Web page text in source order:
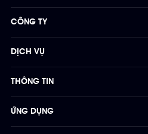
CÔNG TY
DỊCH VỤ
THÔNG TIN
ỨNG DỤNG